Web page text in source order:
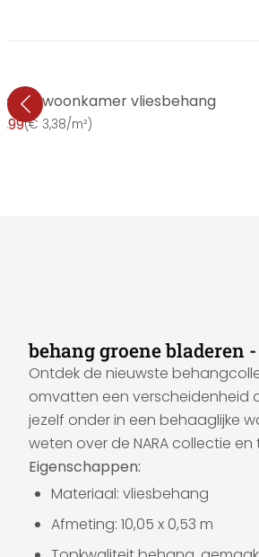
woonkamer vliesbehang
(€ 3,38/m²)
behang groene bladeren
Ontdek de nieuwste
omvatten een verscheidenheid
jezelf onder in een behaaglijke
weten over de NARA collectie
Eigenschappen:
Materiaal: vliesbehang
Afmeting: 10,05 x 0,53 m